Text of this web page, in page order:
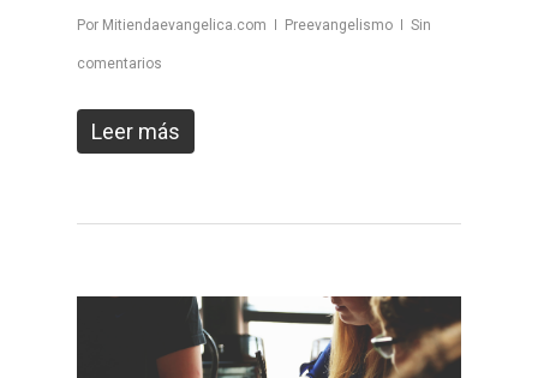
Por Mitiendaevangelica.com Preevangelismo Sin
comentarios
Leer más